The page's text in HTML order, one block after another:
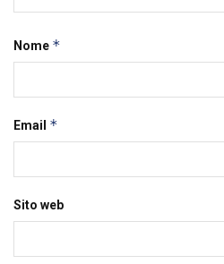
Nome *
Email *
Sito web